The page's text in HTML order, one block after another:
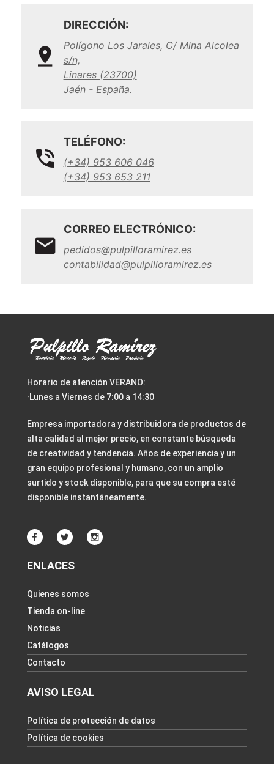
DIRECCIÓN:
Polígono Los Jarales, C/ Mina Alcolea
s/n,
Linares (23700)
Jaén - España.
TELÉFONO:
(+34) 953 606 046
(+34) 953 653 211
CORREO ELECTRÓNICO:
pedidos@pulpilloramirez.es
contabilidad@pulpilloramirez.es
Horario de atención VERANO:
·Lunes a Viernes de 7:00 a 14:30
Empresa importadora y distribuidora de productos de
alta calidad al mejor precio, en constante búsqueda
de creatividad y tendencia. Años de experiencia y un
gran equipo profesional y humano, con un amplio
surtido y stock disponible, para que su compra esté
disponible instantáneamente.
ENLACES
Quienes somos
Tienda on-line
Noticias
Catálogos
Contacto
AVISO LEGAL
Política de protección de datos
Política de cookies